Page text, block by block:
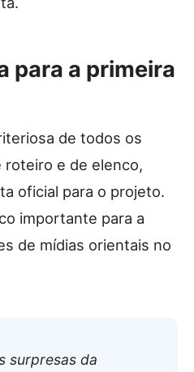
para a primeira
de todos os
e de elenco,
oficial para o projeto.
importante para a
de mídias orientais no
surpresas da